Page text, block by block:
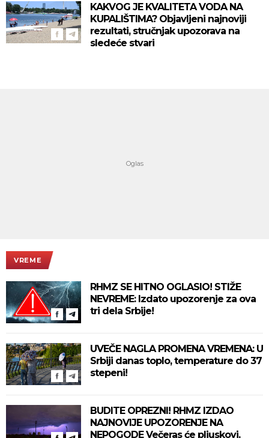
KAKVOG JE KVALITETA VODA NA
KUPALIŠTIMA? Objavljeni najnoviji
rezultati, stručnjak upozorava na
sledeće stvari
VREME
RHMZ SE HITNO OGLASIO! STIŽE
NEVREME: Izdato upozorenje za ova
tri dela Srbije!
UVEČE NAGLA PROMENA VREMENA: U
Srbiji danas toplo, temperature do 37
stepeni!
BUDITE OPREZNI! RHMZ IZDAO
NAJNOVIJE UPOZORENJE NA
NEPOGODE Večeras će pljuskovi,